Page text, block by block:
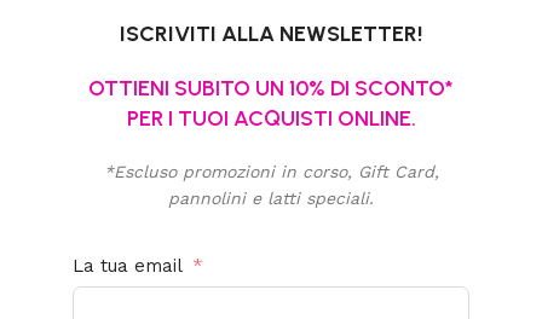
ISCRIVITI ALLA NEWSLETTER!
OTTIENI SUBITO UN 10% DI SCONTO*
PER I TUOI ACQUISTI ONLINE.
*Escluso promozioni in corso, Gift Card,
pannolini e latti speciali.
La tua email